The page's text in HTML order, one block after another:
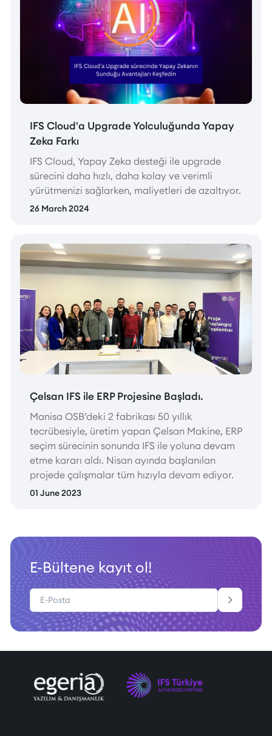
IFS Cloud'a Upgrade Yolculuğunda Yapay
Zeka Farkı
IFS Cloud, Yapay Zeka desteği ile upgrade
sürecini daha hızlı, daha kolay ve verimli
yürütmenizi sağlarken, maliyetleri de azaltıyor.
26 March 2024
Çelsan IFS ile ERP Projesine Başladı.
Manisa OSB’deki 2 fabrikası 50 yıllık
tecrübesiyle, üretim yapan Çelsan Makine, ERP
seçim sürecinin sonunda IFS ile yoluna devam
etme kararı aldı. Nisan ayında başlanılan
projede çalışmalar tüm hızıyla devam ediyor.
01 June 2023
E-Bültene kayıt ol!